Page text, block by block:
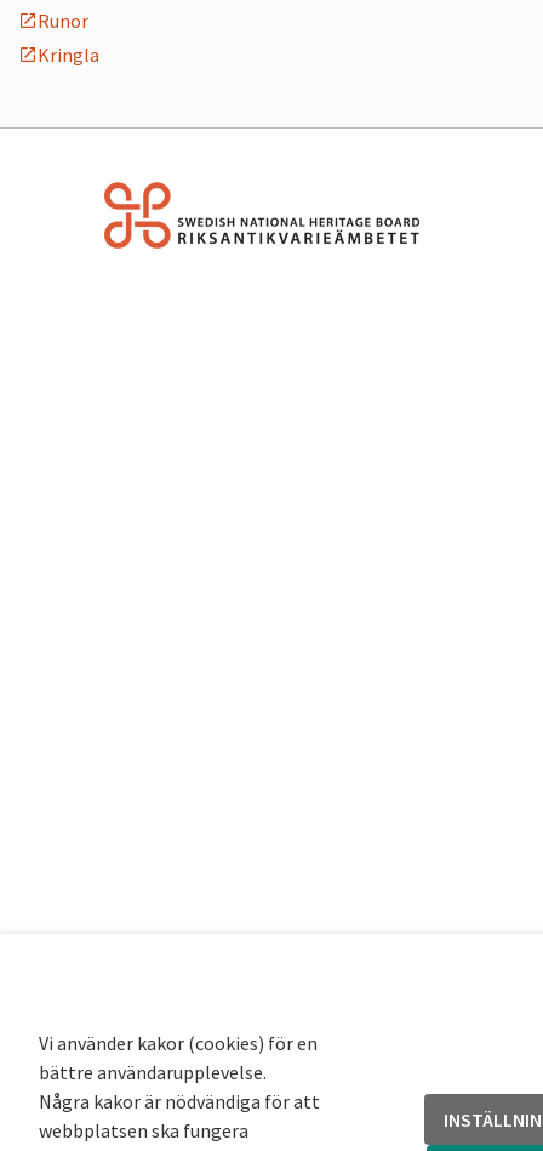
Runor
Kringla
Vi använder kakor (cookies) för en
bättre användarupplevelse.
Några kakor är nödvändiga för att
webbplatsen ska fungera